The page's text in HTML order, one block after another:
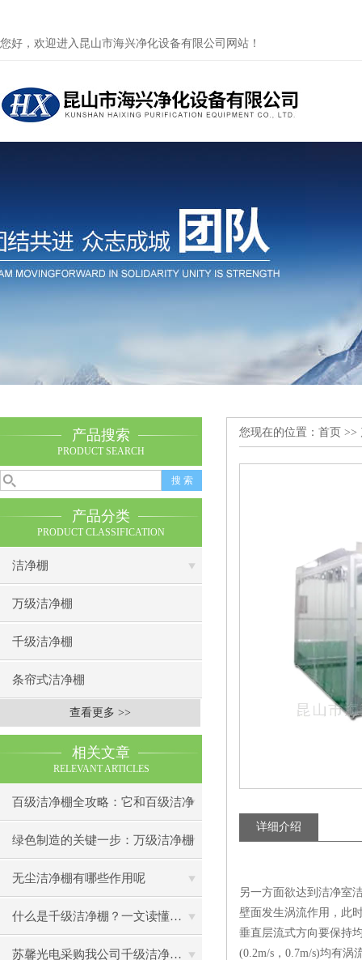
您好，欢迎进入昆山市海兴净化设备有限公司网站！
产品搜索
PRODUCT SEARCH
产品分类
PRODUCT CLASSIFICATION
洁净棚
万级洁净棚
千级洁净棚
条帘式洁净棚
查看更多 >>
相关文章
RELEVANT ARTICLES
百级洁净棚全攻略：它和百级洁净
室到底有什么区别？
绿色制造的关键一步：万级洁净棚
助力环保型半导体产业发展
无尘洁净棚有哪些作用呢
什么是千级洁净棚？一文读懂其结构特点与局部净化优势
苏馨光电采购我公司千级洁净棚普通工作台一批（7月07日）已顺利交货
您现在的位置： 首页 >>
详细介绍
另一方面欲达到洁净室
壁面发生涡流作用，此
垂直层流式方向要保持
(0.2m/s，0.7m/s)均有涡